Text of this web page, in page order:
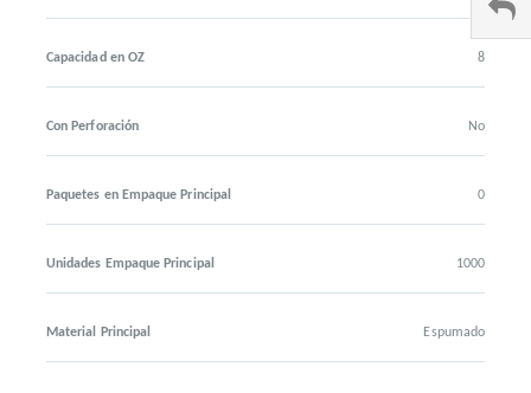
Capacidad en OZ 8
Con Perforación No
Paquetes en Empaque Principal 0
Unidades Empaque Principal 1000
Material Principal Espumado